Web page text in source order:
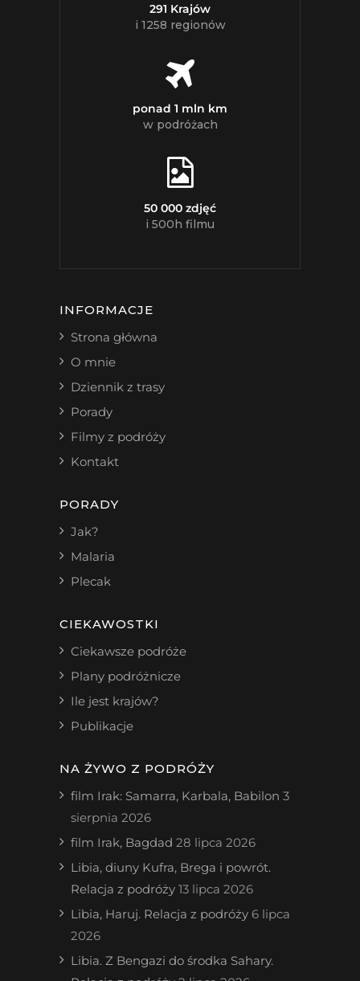
291 Krajów
i 1258 regionów
ponad 1 mln km
w podróżach
50 000 zdjęć
i 500h filmu
INFORMACJE
Strona główna
O mnie
Dziennik z trasy
Porady
Filmy z podróży
Kontakt
PORADY
Jak?
Malaria
Plecak
CIEKAWOSTKI
Ciekawsze podróże
Plany podróżnicze
Ile jest krajów?
Publikacje
NA ŻYWO Z PODRÓŻY
film Irak: Samarra, Karbala, Babilon 3
sierpnia 2026
film Irak, Bagdad 28 lipca 2026
Libia, diuny Kufra, Brega i powrót.
Relacja z podróży 13 lipca 2026
Libia, Haruj. Relacja z podróży 6 lipca
2026
Libia. Z Bengazi do środka Sahary.